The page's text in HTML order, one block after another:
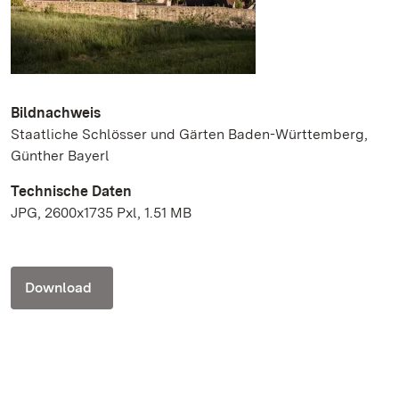
Bildnachweis
Staatliche Schlösser und Gärten Baden-Württemberg,
Günther Bayerl
Technische Daten
JPG, 2600x1735 Pxl, 1.51 MB
Download